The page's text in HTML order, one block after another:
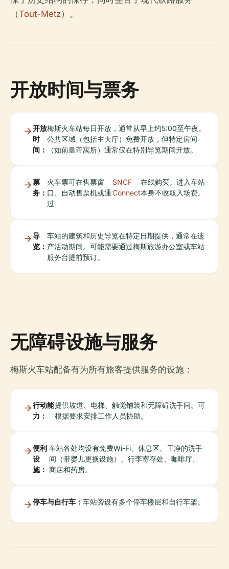
（Tout-Metz）。
开放时间与票务
开放
时
间：
梅斯火车站每日开放，通常从早上约5:00至午夜。
公共区域（包括主大厅）免费开放，但特定房间
（如前皇帝寓所）通常仅在特别导览期间开放。
票
务：
火车票可在售票窗
口、自动售票机或通
过
SNCF
Connect
在线购买。进入车站
本身不收取入场费。
导
览：
车站的建筑和历史导览在特定日期提供，通常在遗
产活动期间。可能需要通过梅斯旅游办公室或车站
服务台提前预订。
无障碍设施与服务
梅斯火车站配备有为所有旅客提供服务的设施：
行动能
力：
提供坡道、电梯、触觉铺装和无障碍洗手间。可
根据要求安排工作人员协助。
便利
设
施：
车站各处均设有免费Wi-Fi、休息区、干净的洗手
间（带婴儿更换设施）、行李寄存处、咖啡厅、
商店和药房。
停车与自行车： 车站旁设有多个停车楼层和自行车架。